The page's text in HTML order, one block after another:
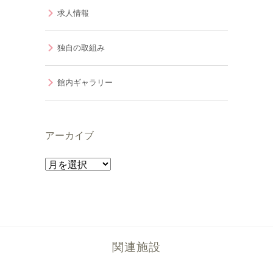
求人情報
独自の取組み
館内ギャラリー
アーカイブ
ア
関連施設